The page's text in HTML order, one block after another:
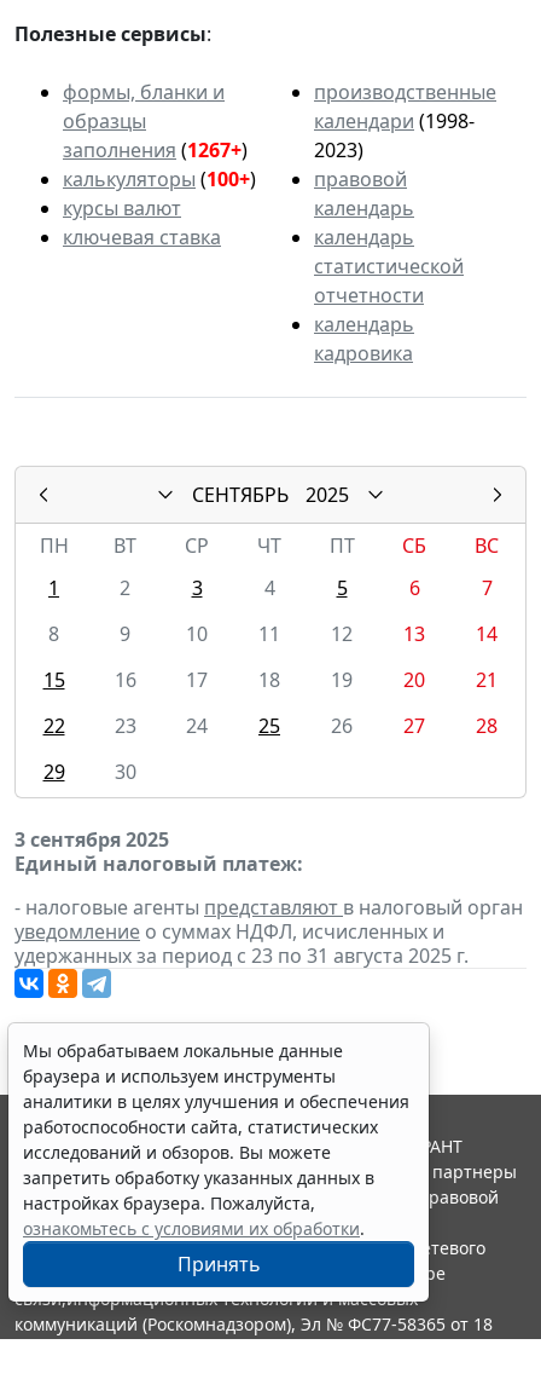
Полезные сервисы:
формы, бланки и
образцы
заполнения (1267+)
калькуляторы (100+)
курсы валют
ключевая ставка
производственные
календари (1998-
2023)
правовой
календарь
календарь
статистической
отчетности
календарь
кадровика
СЕНТЯБРЬ
2025
ПН
ВТ СР ЧТ ПТ СБ
ВС
1
2 3 4 5 6
7
8
9 10 11 12 13
14
15
16 17 18 19 20
21
22
23 24 25 26 27
28
29
30
3 сентября 2025
Единый налоговый платеж:
- налоговые агенты представляют в налоговый орган
уведомление о суммах НДФЛ, исчисленных и
удержанных за период с 23 по 31 августа 2025 г.
Мы обрабатываем локальные данные
браузера и используем инструменты
аналитики в целях улучшения и обеспечения
работоспособности сайта, статистических
исследований и обзоров. Вы можете
запретить обработку указанных данных в
настройках браузера. Пожалуйста,
ознакомьтесь с условиями их обработки.
Принять
© ООО "НПП "ГАРАНТ-СЕРВИС", 2026. Система ГАРАНТ
выпускается с 1990 года. Компания "Гарант" и ее партнеры
являются участниками Российской ассоциации правовой
информации ГАРАНТ.
Портал ГАРАНТ.РУ зарегистрирован в качестве сетевого
издания Федеральной службой по надзору в сфере
связи,информационных технологий и массовых
коммуникаций (Роскомнадзором), Эл № ФС77-58365 от 18